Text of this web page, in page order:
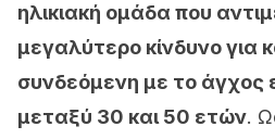
ηλικιακή ομάδα που
μεγαλύτερο κίνδυνο για
συνδεόμενη με το άγχος
μεταξύ 30 και 50 ετών.